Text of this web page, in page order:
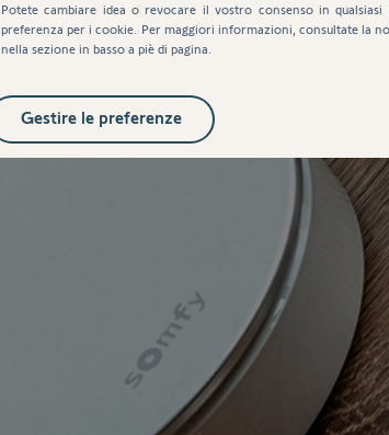
Potete cambiare idea o revocare il vostro consenso in
preferenza per i cookie. Per maggiori informazioni, consultate la
nella sezione in basso a piè di pagina.
Gestire le preferenze